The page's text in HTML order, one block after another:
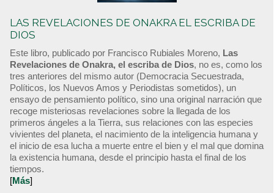
LAS REVELACIONES DE ONAKRA EL ESCRIBA DE
DIOS
Este libro, publicado por Francisco Rubiales Moreno, Las
Revelaciones de Onakra, el escriba de Dios, no es, como los
tres anteriores del mismo autor (Democracia Secuestrada,
Políticos, los Nuevos Amos y Periodistas sometidos), un
ensayo de pensamiento político, sino una original narración que
recoge misteriosas revelaciones sobre la llegada de los
primeros ángeles a la Tierra, sus relaciones con las especies
vivientes del planeta, el nacimiento de la inteligencia humana y
el inicio de esa lucha a muerte entre el bien y el mal que domina
la existencia humana, desde el principio hasta el final de los
tiempos.
[Más]